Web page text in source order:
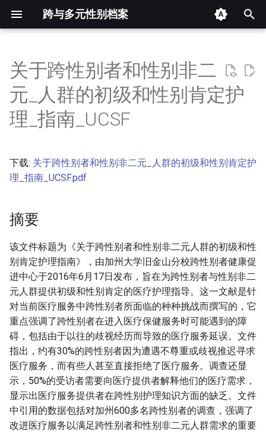
跨与多元性别档案
入
以
开
始
索
摘要
其他信息 [Processed Page
Metadata]
关于跨性别者和性别非二
元_人群的初级和性别肯定护
理_指南_UCSF
下载: 关于跨性别者和性别非二元_人群的初级和性别肯定护
理_指南_UCSF.pdf
摘要
该文件标题为《关于跨性别者和性别非二元人群的初级和性
别肯定护理指南》，由加州大学旧金山分校跨性别者健康促
进中心于2016年6月17日发布，旨在为跨性别者与性别非二
元人群提供初级和性别肯定的医疗护理指导。这一文献是针
对当前医疗服务中跨性别者所面临的种种挑战而撰写的，它
重点强调了跨性别者在进入医疗保健服务时可能遇到的障
碍，包括由于以往的歧视经历而导致的医疗服务延误。文件
指出，约有30%的跨性别者因为遭遇不尊重或歧视推迟寻求
医疗服务，而有些人甚至直接拒绝了医疗服务。调查还显
示，50%的受访者需要向医疗提供者解释他们的医疗需求，
显示出医疗服务提供者在跨性别护理知识方面的缺乏。文件
中引用的数据包括对加州600多名跨性别者的调查，强调了
改进医疗服务以满足跨性别者和性别非二元人群需求的重要